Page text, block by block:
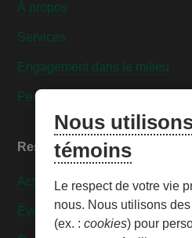
À propos
Services
Engagement dans le milieu
Personnaliser les témoins
Ressources
Actualités
Événements
Nous
témoins
Le respect de votre vie
nous. Nous utilisons
(ex. : cookies) pour